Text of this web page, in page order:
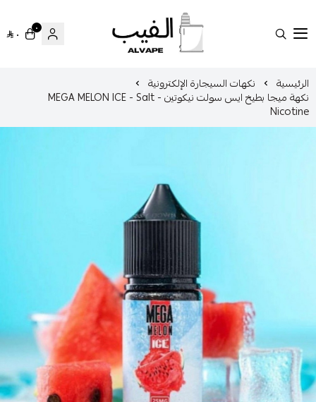
الفيب || VAPE
نكهات السيجارة الإلكترونية
نكهة ميجا بطيخ ايس سولت نيكوتين - MEGA MELON ICE - Salt